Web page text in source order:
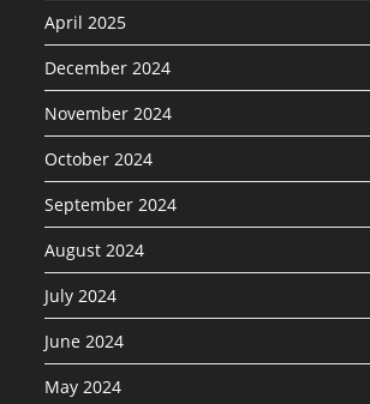
April 2025
December 2024
November 2024
October 2024
September 2024
August 2024
July 2024
June 2024
May 2024